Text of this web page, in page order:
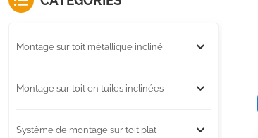
Montage sur toit métallique incliné
Montage sur toit en tuiles inclinées
Système de montage sur toit plat